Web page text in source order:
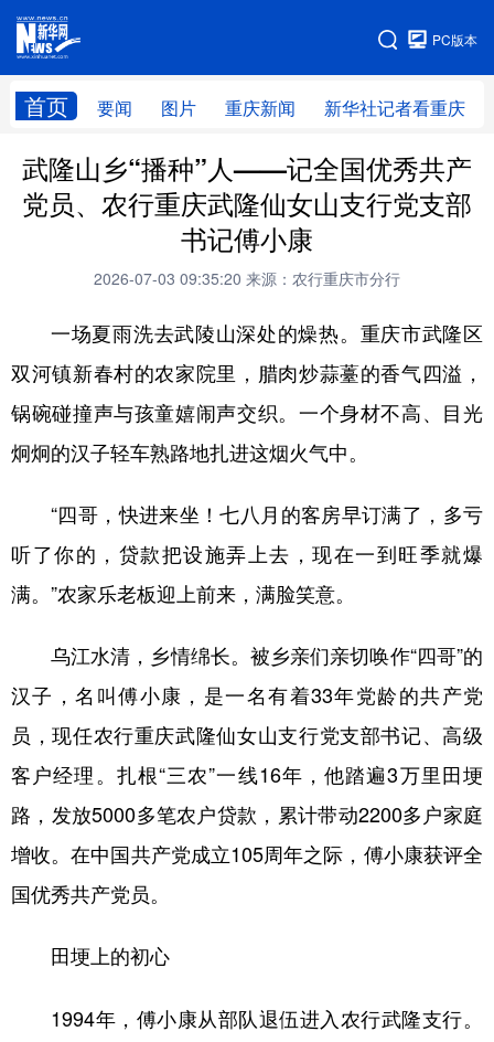
PC版本
首页 要闻 图片 重庆新闻 新华社记者看重庆
网站地图
武隆山乡“播种”人——记全国优秀共产
党员、农行重庆武隆仙女山支行党支部
书记傅小康
2026-07-03 09:35:20 来源：农行重庆市分行
一场夏雨洗去武陵山深处的燥热。重庆市武隆区
双河镇新春村的农家院里，腊肉炒蒜薹的香气四溢，
锅碗碰撞声与孩童嬉闹声交织。一个身材不高、目光
炯炯的汉子轻车熟路地扎进这烟火气中。
“四哥，快进来坐！七八月的客房早订满了，多亏
听了你的，贷款把设施弄上去，现在一到旺季就爆
满。”农家乐老板迎上前来，满脸笑意。
乌江水清，乡情绵长。被乡亲们亲切唤作“四哥”的
汉子，名叫傅小康，是一名有着33年党龄的共产党
员，现任农行重庆武隆仙女山支行党支部书记、高级
客户经理。扎根“三农”一线16年，他踏遍3万里田埂
路，发放5000多笔农户贷款，累计带动2200多户家庭
增收。在中国共产党成立105周年之际，傅小康获评全
国优秀共产党员。
田埂上的初心
1994年，傅小康从部队退伍进入农行武隆支行。